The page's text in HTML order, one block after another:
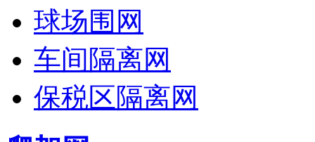
球场围网
车间隔离网
保税区隔离网